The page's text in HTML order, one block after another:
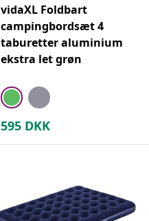
vidaXL Foldbart
campingbordsæt 4
taburetter aluminium
ekstra let grøn
595 DKK